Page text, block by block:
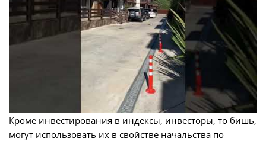
Кроме инвестирования в индексы, инвесторы, то бишь,
могут использовать их в свойстве начальства по